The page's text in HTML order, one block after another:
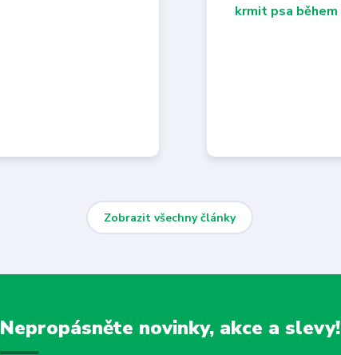
Zobrazit všechny články
Nepropásněte novinky, akce a slevy!